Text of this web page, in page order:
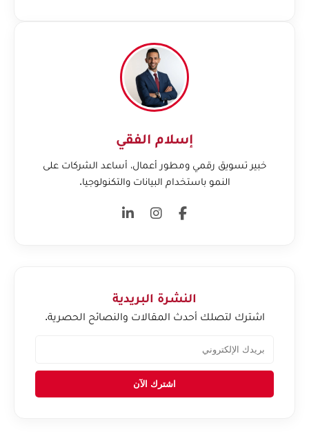
إسلام الفقي
خبير تسويق رقمي ومطور أعمال، أساعد الشركات على
النمو باستخدام البيانات والتكنولوجيا.
النشرة البريدية
اشترك لتصلك أحدث المقالات والنصائح الحصرية.
اشترك الآن